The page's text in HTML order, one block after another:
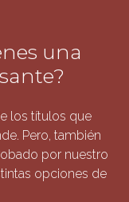
una
los títulos que
Pero, también
por nuestro
opciones de